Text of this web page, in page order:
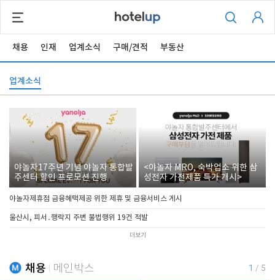
채용 인재 업계소식 구매/견적 부동산
업계소식
야놀자17주년 기념 야놀자 통합발
주센터 할인 프로모션 진행
<야놀자 MRO, 숙박업소 위한 삼
성전자 가전제품 특가 개시>
야놀자제휴점 금융혜택제공 위한 제휴 및 금융서비스 게시
울산시, 피서․행락지 주변 불법행위 19건 적발
더보기
채용 메인박스 1 / 5